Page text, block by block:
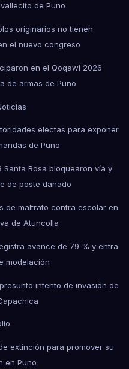
de Puno
originarios no tienen
el nuevo congreso
en el Qoqawi 2026
de armas de Puno
electas para exponer
de Puno
Santa Rosa bloquearon vía y
de poste dañado
de maltrato contra escolar en
de Atuncolla
avance de 79 % y entra
modelación
intento de invasión de
extinción para promover su
en Puno